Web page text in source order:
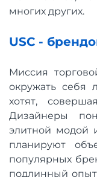
многих других.
USC -
Миссия
окружать себя
хотят,
Дизайнеры
элитной модой
планируют
популярных
подлинный